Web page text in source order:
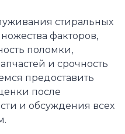
стиральных
факторов,
поломки,
и срочность
предоставить
после
и обсуждения всех